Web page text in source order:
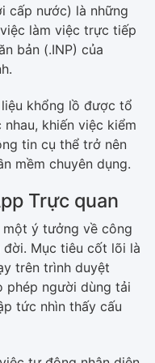
cấp nước) là những
làm việc trực tiếp
bản (.INP) của
khổng lồ được tổ
khiến việc kiểm
tin cụ thể trở nên
mềm chuyên dụng.
Trực quan
ý tưởng về công
Mục tiêu cốt lõi là
trên trình duyệt
phép người dùng tải
tức nhìn thấy cấu